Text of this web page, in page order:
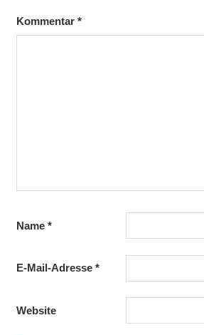
Kommentar *
Name *
E-Mail-Adresse *
Website